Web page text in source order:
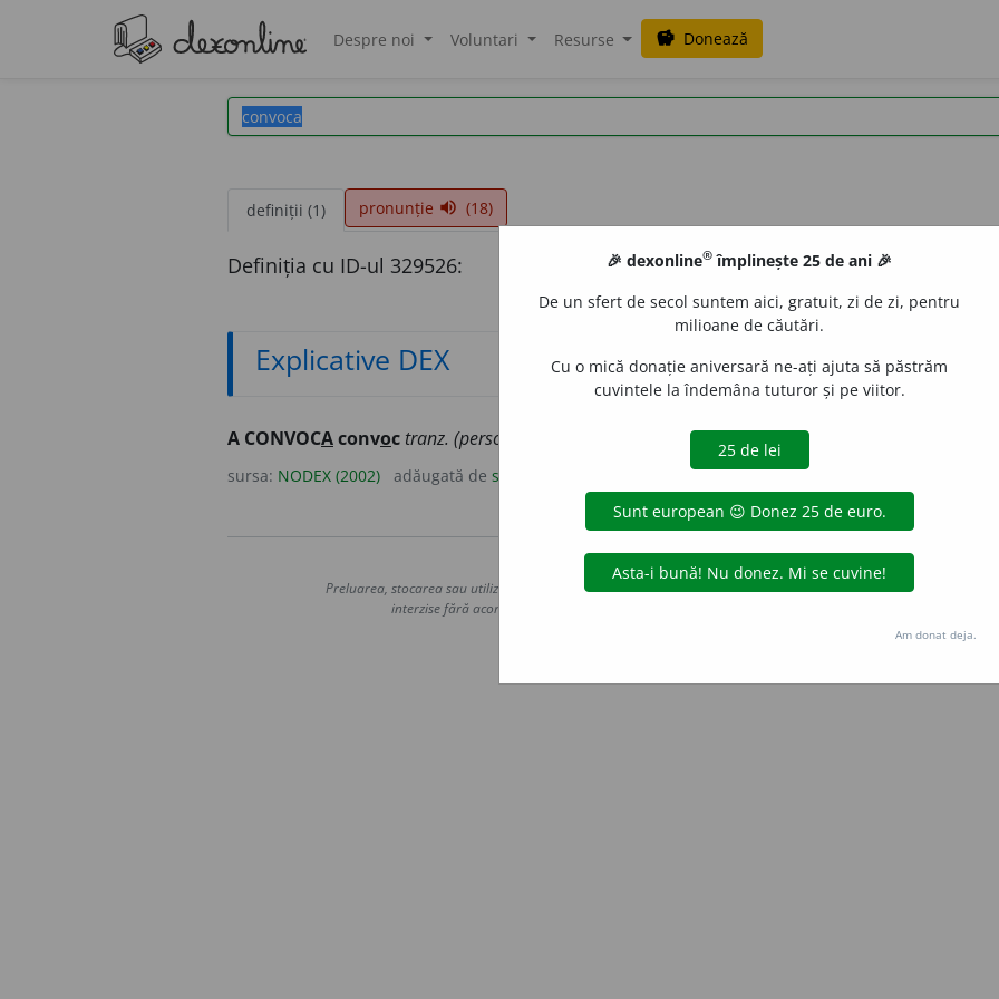
Despre noi Voluntari Resurse savings Donează
definiții (1) pronunție volume_up (18)
Definiția cu ID-ul 329526:
Explicative DEX
A CONVOCAconvoc tranz. (persoane) A chema (oficial) la o reuniune. /<fr.
sursa: NODEX (2002) adăugată de siveco
Copyright © 2004-2026 dexonline (https://dexonline.ro)
Preluarea, stocarea sau utilizarea datelor de pe acest site, inclusiv prin orice metode de extragere automată
interzise fără acordul nostru prealabil scris, cu excepția seturilor de date oferite oficial spre utilizare
Hosterion
🎉 dexonline® împlinește 25 de ani 🎉
De un sfert de secol suntem aici, gratuit, zi de zi, pentru
milioane de căutări.
Cu o mică donație aniversară ne-ați ajuta să păstrăm
cuvintele la îndemâna tuturor și pe viitor.
Am donat deja.